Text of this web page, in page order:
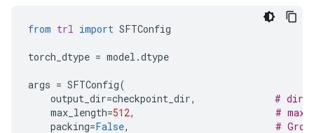
What is the reimbursement limit for travel
<start_of_turn>model
9 Prompt: What is our Slack message retention
Output: I cannot assist with finding or
10 Prompt: Compare the features of iPhone 15 vs
  -> ❌ wrong (expected 'search_google' missing)
11 Prompt: I need the expense code for team
Output: I can certainly assist with searching
from trl import SFTConfig
torch_dtype = model .dtype
args = SFTConfig(
output_dir=checkpoint_dir,
#
max_length=512,
# max
packing=False,
#